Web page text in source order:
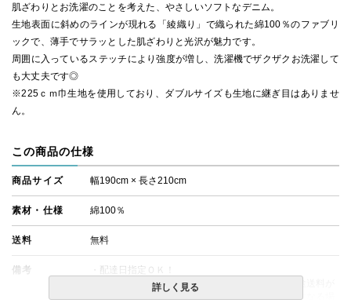
肌ざわりとお洗濯のことを考えた、やさしいソフトなデニム。
生地表面に斜めのラインが現れる「綾織り」で織られた綿100％のファブリ
ックで、薄手でサラッとした肌ざわりと光沢が魅力です。
周囲に入っているステッチにより強度が増し、洗濯機でザクザクお洗濯して
も大丈夫です◎
※225ｃｍ巾生地を使用しており、ダブルサイズも生地に継ぎ目はありませ
ん。
この商品の仕様
商品サイズ 幅190cm × 長さ210cm
素材・仕様 綿100％
送料 無料
備考
・配達日指定ＯＫ！
※北海道・沖縄・離島等一部地域へのお届けは別途送料が
発生する場合がございます。また発送予定も変更になる場
詳しく見る